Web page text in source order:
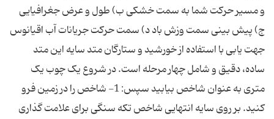
و مسیر حرکت شما به سمت خشکی ب) طول و عرض جغرافیایی
ج) پیش بینی سمت وزش باد د) سمت حرکت جریانات آب اقیانوس
جهت یابی با استفاده از خورشید و ستارگان متد سایه این متد
ساده، دقیق و شامل چهار مرحله است. در شروع یک چوب یک
متری به عنوان شاخص بیابید سپس: 1- شاخص را در زمین فرو
کنید. بر روی سایه انتهایی شاخص تکه سنگی برای علامت گذاری